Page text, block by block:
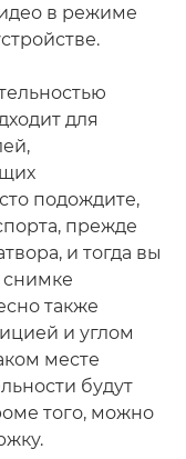
в режиме
для
подождите,
прежде
и тогда вы
снимке
также
и углом
месте
будут
того, можно